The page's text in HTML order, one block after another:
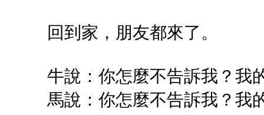
回到家，朋友都來了。
牛說：你怎麼不告訴我？我
馬說：你怎麼不告訴我？我